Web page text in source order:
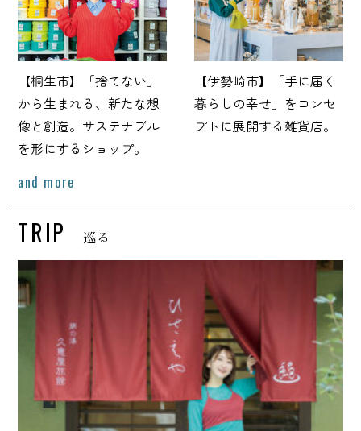
【桐生市】「捨てない」
から生まれる、新たな想
像と創造。サステナブル
を形にするショップ。
【伊勢崎市】「手に届く
暮らしの幸せ」をコンセ
プトに展開する雑貨店。
and more
TRIP 巡る